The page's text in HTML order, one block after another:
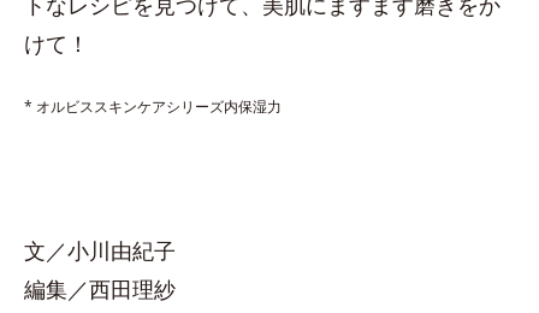
けて！
* オルビススキンケアシリーズ内保湿力
文／小川由紀子
編集／西田理紗